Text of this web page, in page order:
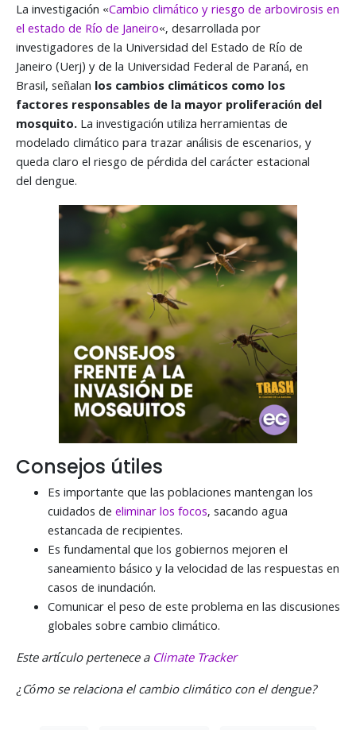
La investigación «Cambio climático y riesgo de arbovirosis en
el estado de Río de Janeiro«, desarrollada por
investigadores de la Universidad del Estado de Río de
Janeiro (Uerj) y de la Universidad Federal de Paraná, en
Brasil, señalan los cambios climáticos como los
factores responsables de la mayor proliferación del
mosquito.La investigación utiliza herramientas de
modelado climático para trazar análisis de escenarios, y
queda claro el riesgo de pérdida del carácter estacional
del dengue.
Consejos útiles
Es importante que las poblaciones mantengan los
cuidados deeliminar los focos, sacando agua
estancada de recipientes.
Es fundamental que los gobiernos mejoren el
saneamiento básico y la velocidad de las respuestas en
casos de inundación.
Comunicar el peso de este problema en las discusiones
globales sobre cambio climático.
Este artículo pertenece aClimate Tracker
¿Cómo se relaciona el cambio climático con el dengue?